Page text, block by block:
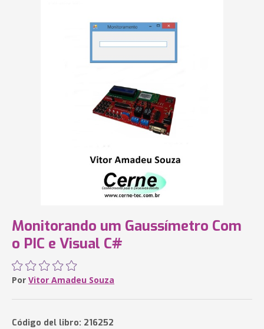
Monitorando um Gaussímetro Com
o PIC e Visual C#
Por Vitor Amadeu Souza
Código del libro: 216252